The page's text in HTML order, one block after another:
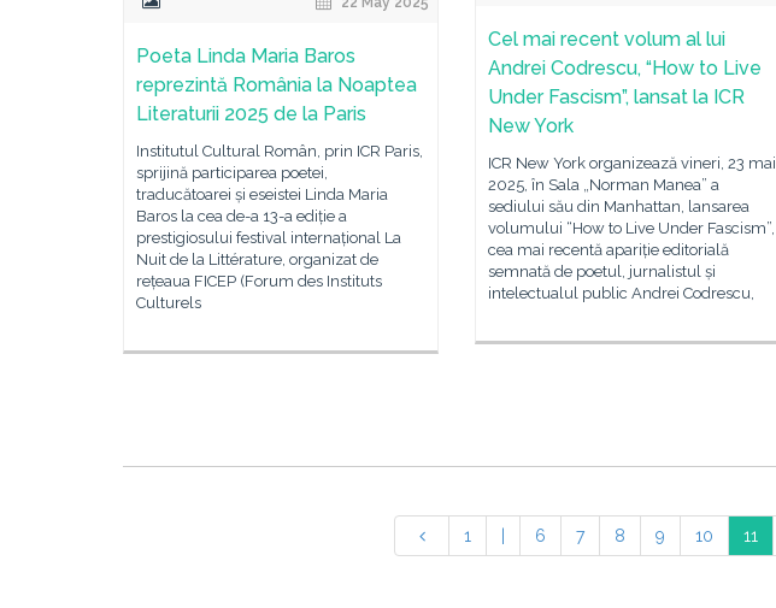
Cel mai recent volum al lui
Andrei Codrescu, “How to Live
Under Fascism”, lansat la ICR
New York
ICR New York organizează vineri, 23 mai
2025, în Sala „Norman Manea” a
sediului său din Manhattan, lansarea
volumului “How to Live Under Fascism”,
cea mai recentă apariție editorială
semnată de poetul, jurnalistul și
intelectualul public Andrei Codrescu,
Poeta Linda Maria Baros
reprezintă România la Noaptea
Literaturii 2025 de la Paris
Institutul Cultural Român, prin ICR Paris,
sprijină participarea poetei,
traducătoarei și eseistei Linda Maria
Baros la cea de-a 13-a ediție a
prestigiosului festival internațional La
Nuit de la Littérature, organizat de
rețeaua FICEP (Forum des Instituts
Culturels
1 6 7 8 9 10 11